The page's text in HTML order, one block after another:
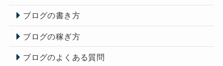
ブログの書き方
ブログの稼ぎ方
ブログのよくある質問